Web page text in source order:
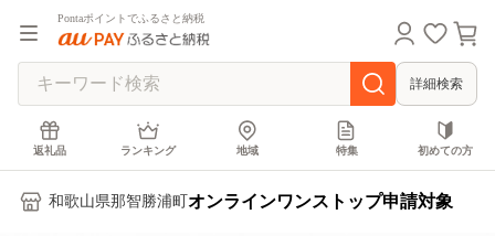
Pontaポイントでふるさと納税
詳細検索
返礼品 ランキング 地域 特集 初めての方
和歌山県那智勝浦町 オンラインワンストップ申請対象